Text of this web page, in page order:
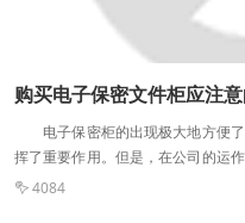
外，我们还需考虑到屏蔽室整体的
不平度≤4mm/m2，屏蔽体垂直
蔽机房的连接方法主要有以下
用螺丝连接的钢板组装式连接方
以在对于这些问题上是需要注意的
询我们，或是在网站留言我们会尽
购买电子保密文件柜应注
电子保密柜的出现极大地方便了
挥了重要作用。但是，在公司的运
与公司商业秘密相关的文件需要保
 4084